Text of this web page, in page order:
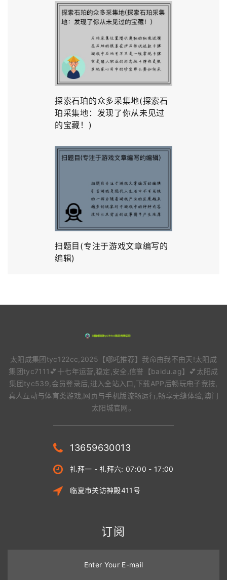
探索石珀的众多采集地(探索石
珀采集地：发现了你从未见过
的宝藏！)
扫题目(专注于游戏文章编写的
编辑)
太阳成集团tyc122cc,2025【哪吒推荐】我命由我不由天!太阳成
集团tyc7111💕十七年运营,稳定,安全,信誉【baidu.ag】💕太阳成
集团tyc539,会员登录后,进入全站入口,下载APP后畅玩电子竞技,
真人互动与体育类游戏,网页与手机版流畅运行,畅享无缝体验,澳门
太阳城官网。
13659630013
礼拜一 - 礼拜六: 07:00 - 17:00
临夏市关访神殿411号
订阅
Enter Your E-mail